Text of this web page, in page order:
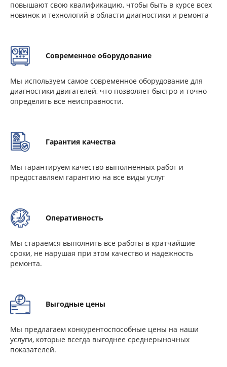
повышают свою квалификацию, чтобы быть в курсе всех
новинок и технологий в области диагностики и ремонта
Современное оборудование
Мы используем самое современное оборудование для
диагностики двигателей, что позволяет быстро и точно
определить все неисправности.
Гарантия качества
Мы гарантируем качество выполненных работ и
предоставляем гарантию на все виды услуг
Оперативность
Мы стараемся выполнить все работы в кратчайшие
сроки, не нарушая при этом качество и надежность
ремонта.
Выгодные цены
Мы предлагаем конкурентоспособные цены на наши
услуги, которые всегда выгоднее среднерыночных
показателей.